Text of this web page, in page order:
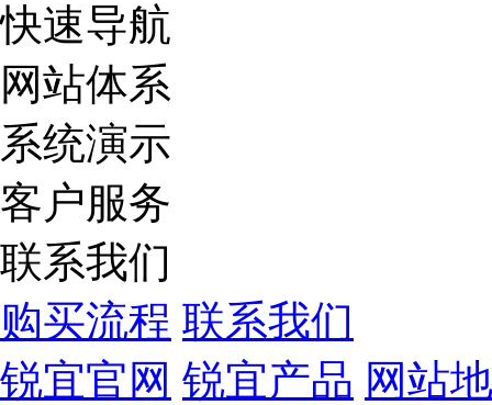
快速导航
网站体系
系统演示
客户服务
联系我们
购买流程 联系我们
锐宜官网 锐宜产品 网站